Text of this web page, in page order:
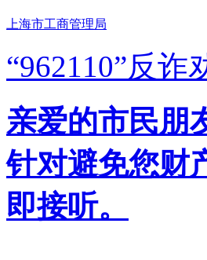
上海市工商管理局
“962110”反诈
亲爱的市民朋
针对避免您财
即接听。